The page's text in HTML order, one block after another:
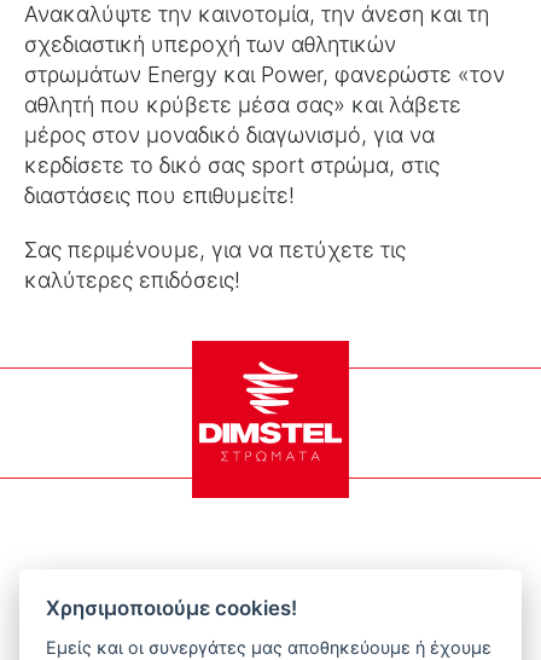
Ανακαλύψτε την καινοτομία, την άνεση και τη
σχεδιαστική υπεροχή των αθλητικών
στρωμάτων Energy και Power, φανερώστε «τον
αθλητή που κρύβετε μέσα σας» και λάβετε
μέρος στον μοναδικό διαγωνισμό, για να
κερδίσετε το δικό σας sport στρώμα, στις
διαστάσεις που επιθυμείτε!
Σας περιμένουμε, για να πετύχετε τις
καλύτερες επιδόσεις!
ΕΠΙΚΟΙΝΩΝΙΑ
Χρησιμοποιούμε cookies!
Εμείς και οι συνεργάτες μας αποθηκεύουμε ή έχουμε